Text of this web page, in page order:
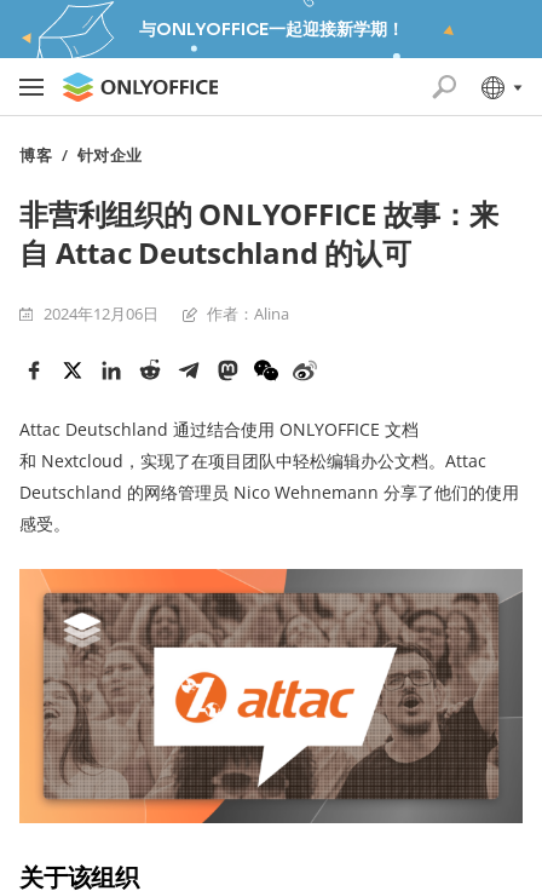
与ONLYOFFICE一起迎接新学期！
博客 / 针对企业
非营利组织的 ONLYOFFICE 故事：来
自 Attac Deutschland 的认可
2024年12月06日 作者：Alina
Attac Deutschland 通过结合使用 ONLYOFFICE 文档
和 Nextcloud，实现了在项目团队中轻松编辑办公文档。Attac
Deutschland 的网络管理员 Nico Wehnemann 分享了他们的使用
感受。
关于该组织